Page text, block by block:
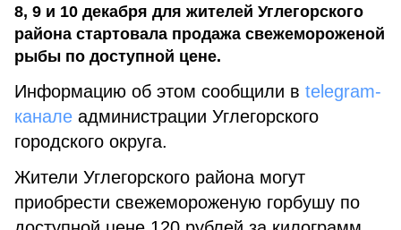
8, 9 и 10 декабря для жителей Углегорского
района стартовала продажа свежемороженой
рыбы по доступной цене.
Информацию об этом сообщили в telegram-
канале администрации Углегорского
городского округа.
Жители Углегорского района могут
приобрести свежемороженую горбушу по